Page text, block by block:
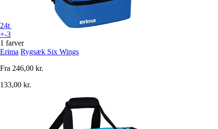
24t
+-3
1 farver
Erima Rygsæk Six Wings
Fra 246,00 kr.
133,00 kr.